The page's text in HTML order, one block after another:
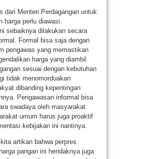
dari Menteri Perdagangan untuk
harga perlu diawasi.
sebaiknya dilakukan secara
Formal bisa saja dengan
pengawas yang memastikan
harga yang diambil
sesuai dengan kebutuhan
tidak menomorduakan
dibanding kepentingan
Pengawasan informal bisa
swadaya oleh masyarakat.
umum harus juga proaktif
kebijakan ini nantinya.
artikan bahwa perpres
pangan ini hendaknya juga